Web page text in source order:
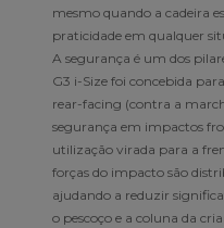
mesmo quando a cadeira
praticidade em qualquer
A segurança é um dos
G3 i-Size foi concebida
rear-facing (contra a
segurança em impactos
utilização virada para a
forças do impacto são
ajudando a reduzir
o pescoço e a coluna da